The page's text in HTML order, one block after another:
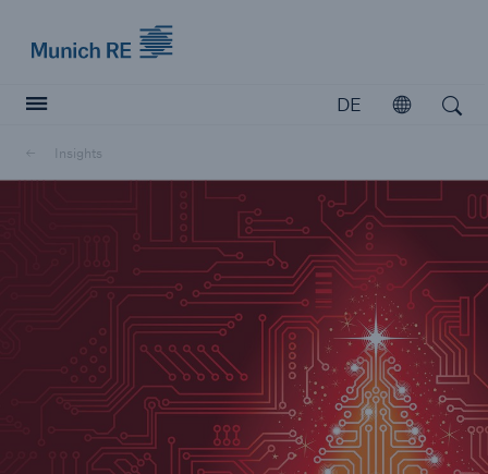
DE Öffnen
Insights
Versicherer
Unsere Lösungen für Versicherer